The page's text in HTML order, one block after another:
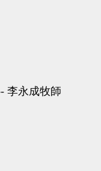
李永成牧師